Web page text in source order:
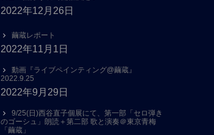
2022年12月26日
繭蔵レポート
2022年11月1日
動画『ライブペインティング@繭蔵』
2022.9.25
2022年9月29日
9/25(日)西谷直子個展にて、第一部「セロ弾き
のゴーシュ」朗読＋第二部 歌と演奏＠東京青梅
「繭蔵」